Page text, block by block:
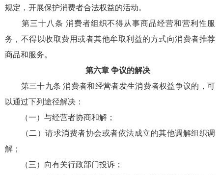
规定，开展保护消费者合法权益的活动。
第三十八条 消费者组织不得从事商品经营和营利性服
务，不得以收取费用或者其他牟取利益的方式向消费者推荐
商品和服务。
第六章 争议的解决
第三十九条 消费者和经营者发生消费者权益争议的，可
以通过下列途径解决：
（一）与经营者协商和解；
（二）请求消费者协会或者依法成立的其他调解组织调
解；
（三）向有关行政部门投诉；